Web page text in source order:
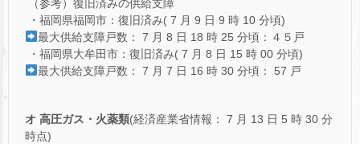
（参考）復旧済みの供給支障
・福岡県福岡市：復旧済み( 7 月 9 日 9 時 10 分頃)
最大供給支障戸数： 7 月 8 日 18 時 25 分頃：４５戸
・福岡県大牟田市：復旧済み( 7 月 8 日 15 時 00 分頃)
最大供給支障戸数： 7 月 7 日 16 時 30 分頃： 57 戸
オ 高圧ガス・火薬類(経済産業省情報： 7 月 13 日 5 時 30 分
時点)